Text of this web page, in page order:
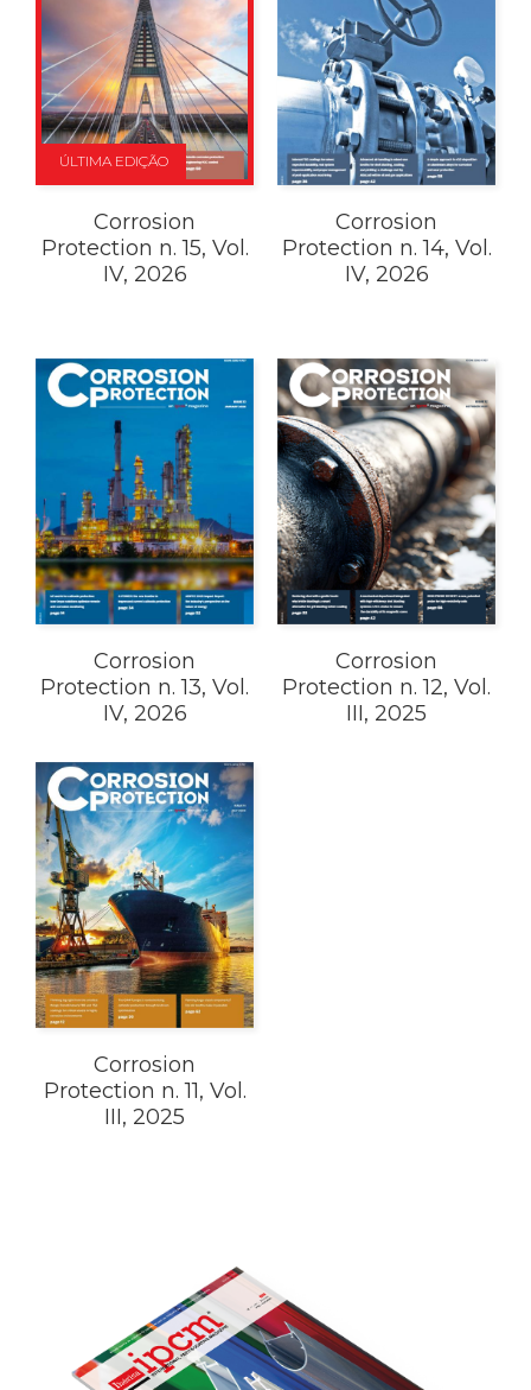
ÚLTIMA EDIÇÃO
Corrosion
Protection n. 15, Vol.
IV, 2026
Corrosion
Protection n. 14, Vol.
IV, 2026
Corrosion
Protection n. 13, Vol.
IV, 2026
Corrosion
Protection n. 12, Vol.
III, 2025
Corrosion
Protection n. 11, Vol.
III, 2025